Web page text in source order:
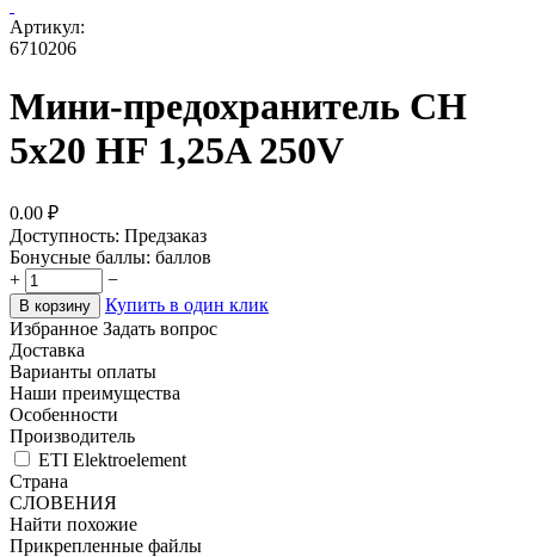
Артикул:
6710206
Мини-предохранитель CH
5x20 HF 1,25A 250V
0.00 ₽
Доступность: Предзаказ
Бонусные баллы: баллов
+
−
В корзину
Купить в один клик
Избранное Задать вопрос
Доставка
Варианты оплаты
Наши преимущества
Особенности
Производитель
ETI Elektroelement
Страна
СЛОВЕНИЯ
Найти похожие
Прикрепленные файлы